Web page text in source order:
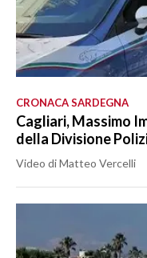
CRONACA SARDEGNA
Cagliari, Massimo
della Divisione
Video di Matteo Vercelli